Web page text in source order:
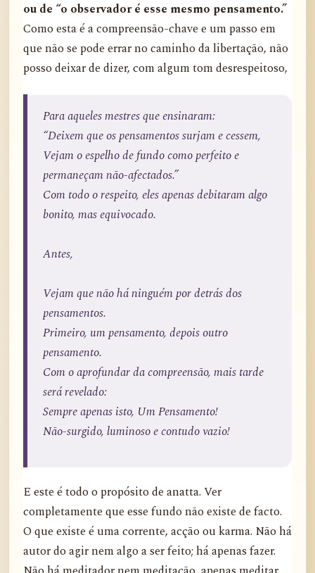
ou de “o observador é esse mesmo pensamento.”
Como esta é a compreensão-chave e um passo em
que não se pode errar no caminho da libertação, não
posso deixar de dizer, com algum tom desrespeitoso,
Para aqueles mestres que ensinaram:
“Deixem que os pensamentos surjam e cessem,
Vejam o espelho de fundo como perfeito e
permaneçam não-afectados.”
Com todo o respeito, eles apenas debitaram algo
bonito, mas equivocado.
Antes,
Vejam que não há ninguém por detrás dos
pensamentos.
Primeiro, um pensamento, depois outro
pensamento.
Com o aprofundar da compreensão, mais tarde
será revelado:
Sempre apenas isto, Um Pensamento!
Não-surgido, luminoso e contudo vazio!
E este é todo o propósito de anatta. Ver
completamente que esse fundo não existe de facto.
O que existe é uma corrente, acção ou karma. Não há
autor do agir nem algo a ser feito; há apenas fazer.